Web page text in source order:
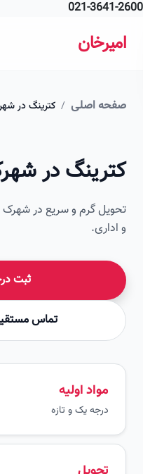
021-
اصلی / کترینگ در شهرک الهیه
در شهرک
گرم و سریع در شهرک
ثبت
تماس مستقیم: 021-36412600
مواد اولیه
درجه یک و تازه
تصویر این صفحه به زودی اضافه